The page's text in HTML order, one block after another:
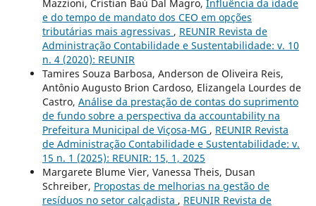
Mazzioni, Cristian Baú Dal Magro, Influência da idade
e do tempo de mandato dos CEO em opções
tributárias mais agressivas , REUNIR Revista de
Administração Contabilidade e Sustentabilidade: v. 10
n. 4 (2020): REUNIR
Tamires Souza Barbosa, Anderson de Oliveira Reis,
Antônio Augusto Brion Cardoso, Elizangela Lourdes de
Castro, Análise da prestação de contas do suprimento
de fundo sobre a perspectiva da accountability na
Prefeitura Municipal de Viçosa-MG , REUNIR Revista
de Administração Contabilidade e Sustentabilidade: v.
15 n. 1 (2025): REUNIR: 15, 1, 2025
Margarete Blume Vier, Vanessa Theis, Dusan
Schreiber, Propostas de melhorias na gestão de
resíduos no setor calçadista , REUNIR Revista de